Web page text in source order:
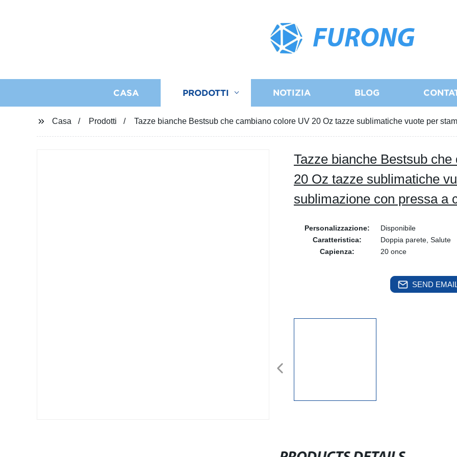
FURONG
CASA PRODOTTI NOTIZIA BLOG
Casa Prodotti Tazze bianche Bestsub che cambiano colore UV 20 Oz tazze sublimatiche vuote per
Tazze bianche Bestsub
20 Oz tazze sublimatiche
sublimazione con pressa a
Personalizzazione:
Disponibile
Caratteristica:
Doppia parete, Salute
Capienza:
20 once
SEND